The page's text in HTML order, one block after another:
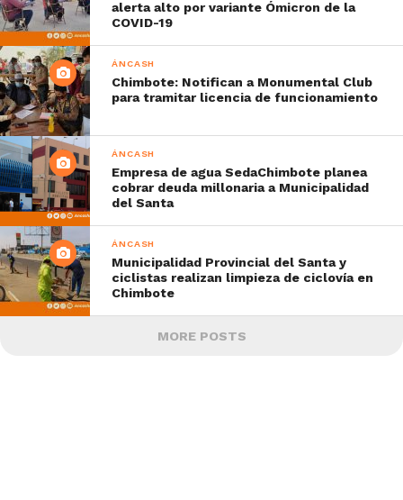
alerta alto por variante Ómicron de la
COVID-19
ÁNCASH
Chimbote: Notifican a Monumental Club
para tramitar licencia de funcionamiento
ÁNCASH
Empresa de agua SedaChimbote planea
cobrar deuda millonaria a Municipalidad
del Santa
ÁNCASH
Municipalidad Provincial del Santa y
ciclistas realizan limpieza de ciclovía en
Chimbote
MORE POSTS